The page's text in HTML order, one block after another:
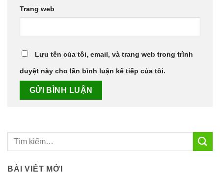
Trang web
Lưu tên của tôi, email, và trang web trong trình
duyệt này cho lần bình luận kế tiếp của tôi.
BÀI VIẾT MỚI